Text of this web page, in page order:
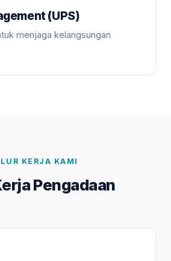
(UPS)
menjaga kelangsungan
KERJA KAMI
Pengadaan